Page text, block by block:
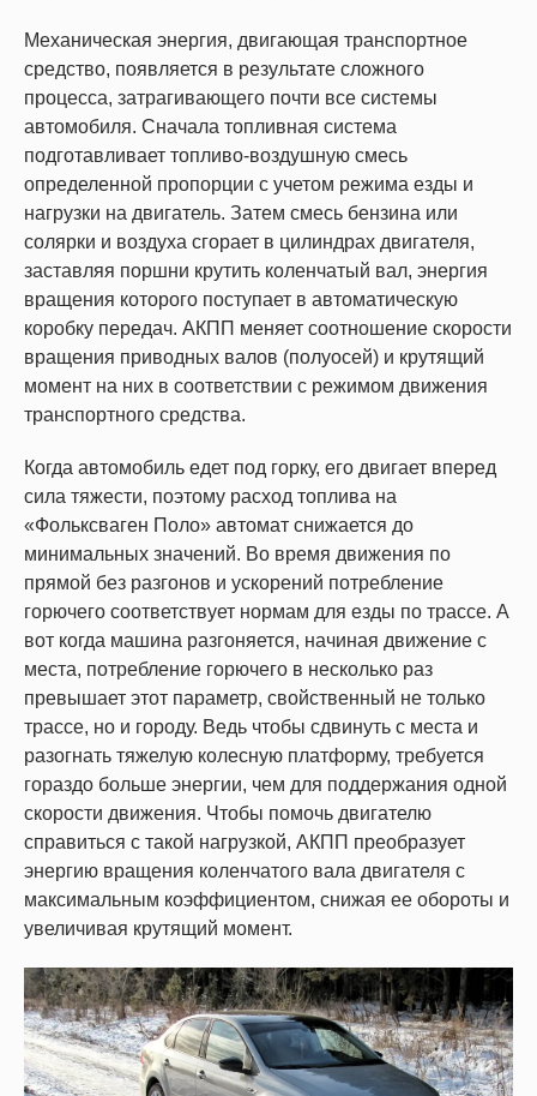
Механическая энергия, двигающая транспортное
средство, появляется в результате сложного
процесса, затрагивающего почти все системы
автомобиля. Сначала топливная система
подготавливает топливо-воздушную смесь
определенной пропорции с учетом режима езды и
нагрузки на двигатель. Затем смесь бензина или
солярки и воздуха сгорает в цилиндрах двигателя,
заставляя поршни крутить коленчатый вал, энергия
вращения которого поступает в автоматическую
коробку передач. АКПП меняет соотношение скорости
вращения приводных валов (полуосей) и крутящий
момент на них в соответствии с режимом движения
транспортного средства.
Когда автомобиль едет под горку, его двигает вперед
сила тяжести, поэтому расход топлива на
«Фольксваген Поло» автомат снижается до
минимальных значений. Во время движения по
прямой без разгонов и ускорений потребление
горючего соответствует нормам для езды по трассе. А
вот когда машина разгоняется, начиная движение с
места, потребление горючего в несколько раз
превышает этот параметр, свойственный не только
трассе, но и городу. Ведь чтобы сдвинуть с места и
разогнать тяжелую колесную платформу, требуется
гораздо больше энергии, чем для поддержания одной
скорости движения. Чтобы помочь двигателю
справиться с такой нагрузкой, АКПП преобразует
энергию вращения коленчатого вала двигателя с
максимальным коэффициентом, снижая ее обороты и
увеличивая крутящий момент.